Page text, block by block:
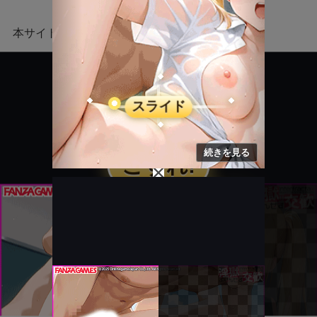
本サイトにはプロモーションが含まれています。